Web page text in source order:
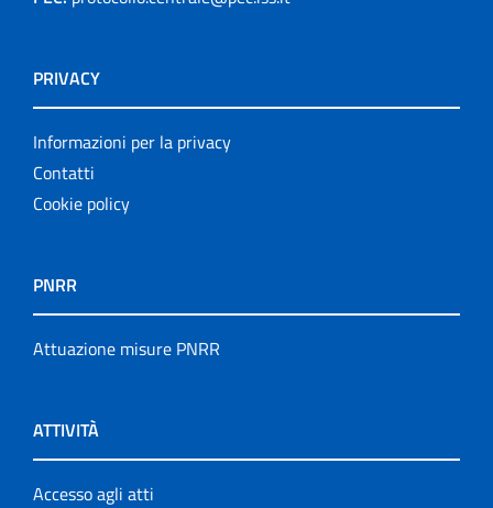
PRIVACY
Informazioni per la privacy
Contatti
Cookie policy
PNRR
Attuazione misure PNRR
ATTIVITÀ
Accesso agli atti